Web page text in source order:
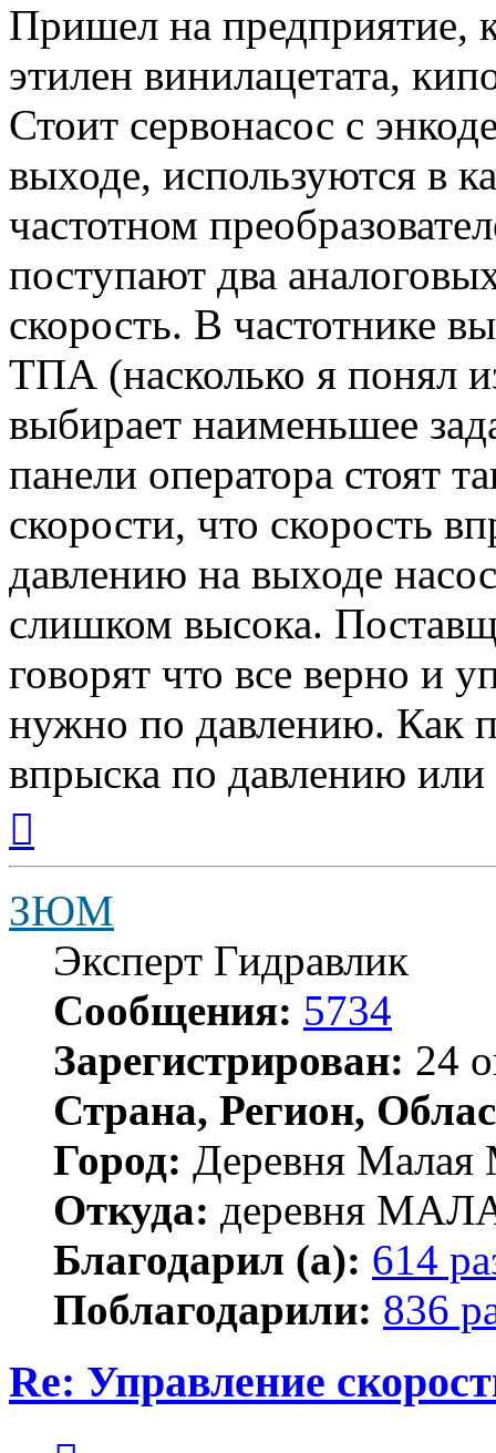
Пришел на предприятие,
этилен винилацетата,
Стоит сервонасос с
выходе, используются в
частотном
поступают два
скорость. В частотнике
ТПА (насколько я понял
выбирает наименьшее
панели оператора стоят
скорости, что скорость
давлению на выходе
слишком высока.
говорят что все верно и
нужно по давлению. Как
впрыска по давлению или
началу
ЗЮМ
Эксперт Гидравлик
Сообщения: 5734
Зарегистрирован: 24
Страна, Регион,
Город: Деревня Малая
Откуда: деревня
Благодарил (а): 614
Поблагодарили: 836
Re: Управление